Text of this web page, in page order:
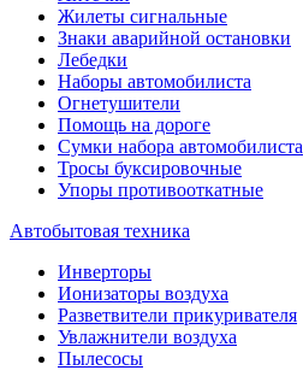
Жилеты сигнальные
Знаки аварийной остановки
Лебедки
Наборы автомобилиста
Огнетушители
Помощь на дороге
Сумки набора автомобилиста
Тросы буксировочные
Упоры противооткатные
Автобытовая техника
Инверторы
Ионизаторы воздуха
Разветвители прикуривателя
Увлажнители воздуха
Пылесосы